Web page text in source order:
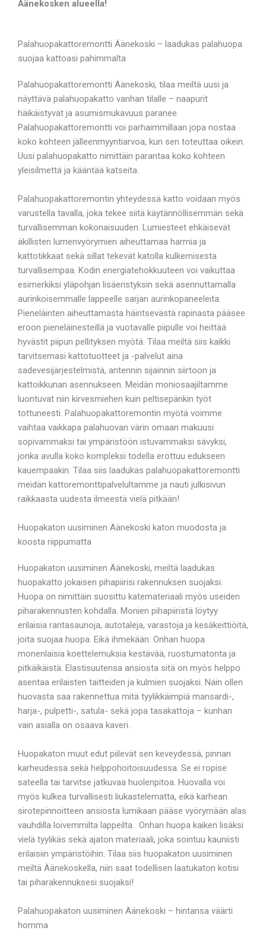
Äänekosken alueella!
Palahuopakattoremontti Äänekoski – laadukas palahuopa
suojaa kattoasi pahimmalta
Palahuopakattoremontti Äänekoski, tilaa meiltä uusi ja
näyttävä palahuopakatto vanhan tilalle – naapurit
häikäistyvät ja asumismukavuus paranee.
Palahuopakattoremontti voi parhaimmillaan jopa nostaa
koko kohteen jälleenmyyntiarvoa, kun sen toteuttaa oikein.
Uusi palahuopakatto nimittäin parantaa koko kohteen
yleisilmettä ja kääntää katseita.
Palahuopakattoremontin yhteydessä katto voidaan myös
varustella tavalla, joka tekee siitä käytännöllisemmän sekä
turvallisemman kokonaisuuden. Lumiesteet ehkäisevät
äkillisten lumenvyörymien aiheuttamaa harmia ja
kattotikkaat sekä sillat tekevät katolla kulkemisesta
turvallisempaa. Kodin energiatehokkuuteen voi vaikuttaa
esimerkiksi yläpohjan lisäeristyksin sekä asennuttamalla
aurinkoisemmalle lappeelle sarjan aurinkopaneeleita.
Pieneläinten aiheuttamasta häiritsevästä rapinasta pääsee
eroon pieneläinesteillä ja vuotavalle piipulle voi heittää
hyvästit piipun pellityksen myötä. Tilaa meiltä siis kaikki
tarvitsemasi kattotuotteet ja -palvelut aina
sadevesijärjestelmistä, antennin sijainnin siirtoon ja
kattoikkunan asennukseen. Meidän moniosaajiltamme
luontuvat niin kirvesmiehen kuin peltisepänkin työt
tottuneesti. Palahuopakattoremontin myötä voimme
vaihtaa vaikkapa palahuovan värin omaan makuusi
sopivammaksi tai ympäristöön istuvammaksi sävyksi,
jonka avulla koko kompleksi todella erottuu edukseen
kauempaakin. Tilaa siis laadukas palahuopakattoremontti
meidän kattoremonttipalvelultamme ja nauti julkisivun
raikkaasta uudesta ilmeestä vielä pitkään!
Huopakaton uusiminen Äänekoski katon muodosta ja
koosta riippumatta
Huopakaton uusiminen Äänekoski, meiltä laadukas
huopakatto jokaisen pihapiirisi rakennuksen suojaksi.
Huopa on nimittäin suosittu katemateriaali myös useiden
piharakennusten kohdalla. Monien pihapiiristä löytyy
erilaisia rantasaunoja, autotaleja, varastoja ja kesäkeittiöitä,
joita suojaa huopa. Eikä ihmekään. Onhan huopa
monenlaisia koettelemuksia kestävää, ruostumatonta ja
pitkäikäistä. Elastisuutensa ansiosta sitä on myös helppo
asentaa erilaisten taitteiden ja kulmien suojaksi. Näin ollen
huovasta saa rakennettua mitä tyylikkäimpiä mansardi-,
harja-, pulpetti-, satula- sekä jopa tasakattoja – kunhan
vain asialla on osaava kaveri.
Huopakaton muut edut piilevät sen keveydessä, pinnan
karheudessa sekä helppohoitoisuudessa. Se ei ropise
sateella tai tarvitse jatkuvaa huolenpitoa. Huovalla voi
myös kulkea turvallisesti liukastelematta, eikä karhean
sirotepinnoitteen ansiosta lumikaan pääse vyörymään alas
vauhdilla loivemmilta lappeilta. Onhan huopa kaiken lisäksi
vielä tyylikäs sekä ajaton materiaali, joka sointuu kauniisti
erilaisiin ympäristöihin. Tilaa siis huopakaton uusiminen
meiltä Äänekoskella, niin saat todellisen laatukaton kotisi
tai piharakennuksesi suojaksi!
Palahuopakaton uusiminen Äänekoski – hintansa väärti
homma